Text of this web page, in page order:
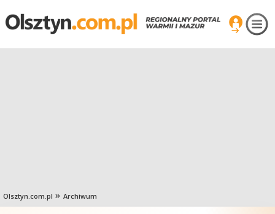
Olsztyn.com.pl Archiwum